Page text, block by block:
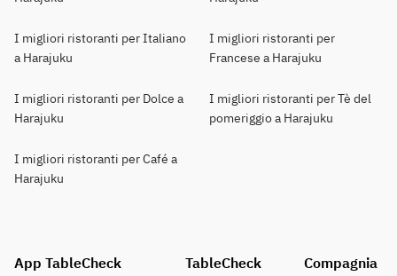
I migliori ristoranti per Italiano
a Harajuku
I migliori ristoranti per
Francese a Harajuku
I migliori ristoranti per Dolce a
Harajuku
I migliori ristoranti per Tè del
pomeriggio a Harajuku
I migliori ristoranti per Café a
Harajuku
App TableCheck TableCheck Compagnia